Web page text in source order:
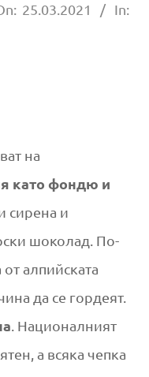
25.03.2021
In:
на
като фондю и
сирена и
шоколад. По-
алпийската
да се гордеят.
. Националният
а всяка чепка